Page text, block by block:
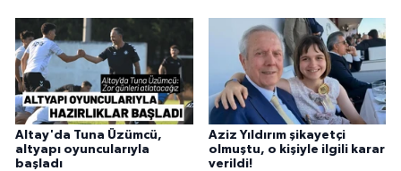
Altay'da Tuna Üzümcü,
altyapı oyuncularıyla
başladı
Aziz Yıldırım şikayetçi
olmuştu, o kişiyle ilgili karar
verildi!